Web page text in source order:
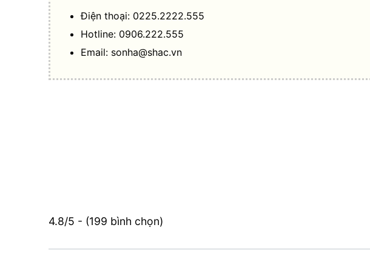
Điện thoại: 0225.2222.555
Hotline: 0906.222.555
Email: sonha@shac.vn
4.8/5 - (199 bình chọn)